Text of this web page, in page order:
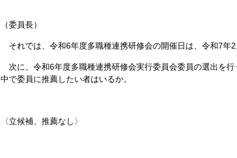
（委員長）
それでは、令和6年度多職種連携研修会の開催日は、令和7年2
次に、令和6年度多職種連携研修会実行委員会委員の選出を
中で委員に推薦したい者はいるか。
〈立候補、推薦なし〉